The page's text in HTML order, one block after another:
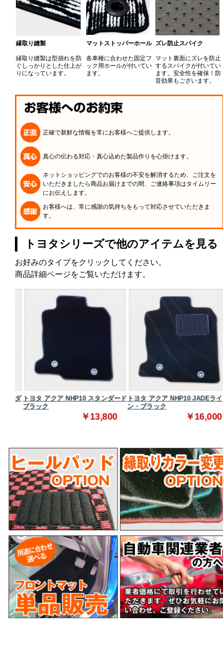
縁取り縫製
縁取り縫製は型崩れを防
ぐしっかりとした仕上が
りになっています。
マットストッパーホール
各車種に合わせた固定フ
ック用ホールが付いてい
ます。
ズレ防止スパイク
マット裏面にズレを防止
するスパイクが付いてい
ます。安全性を確保！防
音効果もございます。
正確で新鮮な情報を常にお客様へご提供します。
真心の伝わる対応・真心込めた製品作りを心掛けます。
ネットショッピングでのお客様の不安を解消するため、ご注文を
いただきましたら商品お届けまでの間、ご連絡事項はタイムリー
にお伝えします。
お客様へは、常に感謝の気持ちをもって対応させていただきま
す。
トヨタシリーズで他のアイテムを見る
お好みのタイプをクリックしてください。
商品詳細ページをご覧いただけます。
トヨタ アクア NHP10 スタンダード
ブラック
￥13,800
トヨタ アクア NHP10 JADEライ
ン・ブラック
￥16,000